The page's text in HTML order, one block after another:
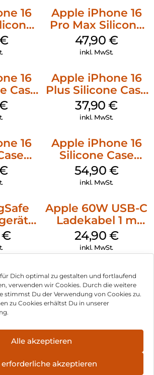
Dich optimal zu gestalten und fortlaufend
verwenden wir Cookies. Durch die weitere
stimmst Du der Verwendung von Cookies zu.
zu Cookies erhältst Du in unserer
Alle akzeptieren
erforderliche akzeptieren
16
Apple iPhone 16
Pro Max Silicone
Case MagSafe
Black
47,90 €
inkl. MwSt.
16
Case
Apple iPhone 16
Plus Silicone Case
MagSafe Lake
Green
37,90€
inkl. MwSt.
16
Apple iPhone 16
Silicone Case
MagSafe Black
54,90 €
inkl. MwSt.
€
Apple 60W USB-C
Ladekabel 1 m
Weiß
24,90 €
inkl. MwSt.